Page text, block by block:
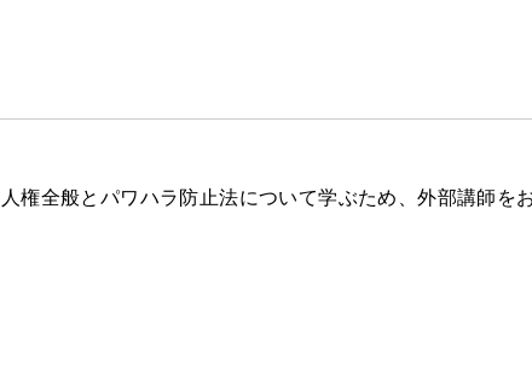
権全般とパワハラ防止法について学ぶため、外部講師を